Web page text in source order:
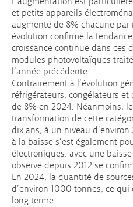
et petits appareils
augmenté de 8% chacune par
évolution confirme la
croissance continue dans ces
modules photovoltaïques
l’année précédente.
Contrairement à l’évolution
réfrigérateurs, congélateurs
de 8% en 2024. Néanmoins,
transformation de cette
dix ans, à un niveau
à la baisse s’est également
électroniques: avec une
observé depuis 2012 se
En 2024, la quantité de
d’environ 1000 tonnes, ce
long terme.